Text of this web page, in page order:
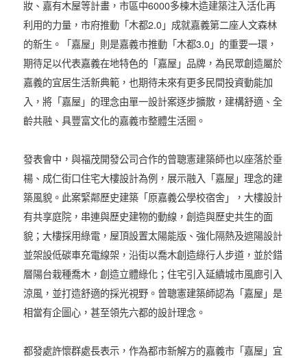
妝、嘉有木屋等計畫，市區中6000多棟木造建築注入活化再
利用的力量，市府推動「木都2.0」成就嘉義第二座人文森林
的新生。「嘉屋」則是嘉義市推動「木都3.0」的重要一環，
期待足以代表嘉義在地特色的「嘉屋」品牌，為民眾創造屬於
嘉義的宜居生活新典範，也期待未來有更多民間投資動能加
入，將「嘉屋」的理念由單一設計案逐步擴散，建構舒適、全
齡共融、具豐富文化的嘉義市整體生活圈。
發表會中，與福茂開發公司合作的曾聰憲建築師也以座落於垂
楊、成仁街口住宅大樓設計為例，展示融入「嘉屋」理念的建
築風貌。此案緊鄰歷史建築「原嘉義公學校宿舍」，大樓設計
有共享庭院，串連與歷史建物的動線，創造與歷史共生的面
貌；大樓採用綠電，屋頂設置太陽能版、強化隔熱及遮陽設計
並架設低碳車充電線架，沿街以喬木創造綠行人步道，並於錯
層陽台栽種喬木，創造立體綠化；住宅引入延續城市風廊引入
涼風，並打造舒適的採光視野。曾聰憲建築師認為「嘉屋」是
相當有企圖心，甚至領先六都的設計理念。
都發處許懷群處長表示，作為都市新解方的嘉義市「嘉屋」宜